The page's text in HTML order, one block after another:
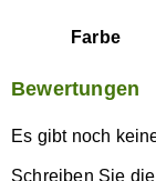
Farbe
Bewertungen
Es gibt noch
Schreiben Sie